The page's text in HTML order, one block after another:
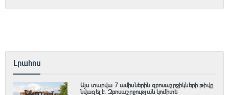
Լրահոս
Այս տարվա 7 ամիսներին զբոսաշրջիկների թիվը
նվազել է. Զբոսաշրջության կոմիտե